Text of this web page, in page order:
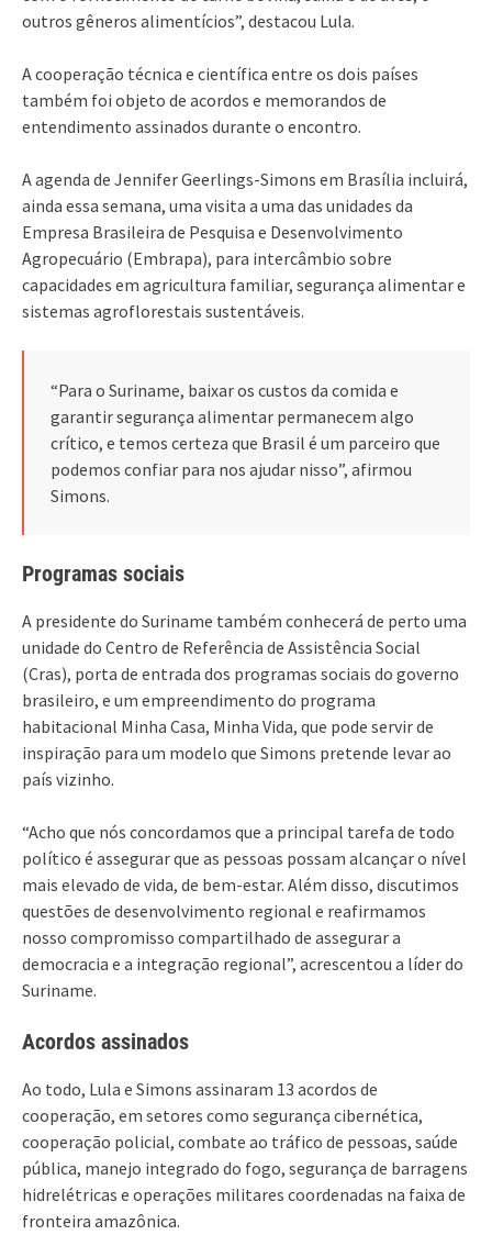
outros gêneros alimentícios”, destacou Lula.
A cooperação técnica e científica entre os dois países
também foi objeto de acordos e memorandos de
entendimento assinados durante o encontro.
A agenda de Jennifer Geerlings-Simons em Brasília incluirá,
ainda essa semana, uma visita a uma das unidades da
Empresa Brasileira de Pesquisa e Desenvolvimento
Agropecuário (Embrapa), para intercâmbio sobre
capacidades em agricultura familiar, segurança alimentar e
sistemas agroflorestais sustentáveis.
“Para o Suriname, baixar os custos da comida e
garantir segurança alimentar permanecem algo
crítico, e temos certeza que Brasil é um parceiro que
podemos confiar para nos ajudar nisso”, afirmou
Simons.
Programas sociais
A presidente do Suriname também conhecerá de perto uma
unidade do Centro de Referência de Assistência Social
(Cras), porta de entrada dos programas sociais do governo
brasileiro, e um empreendimento do programa
habitacional Minha Casa, Minha Vida, que pode servir de
inspiração para um modelo que Simons pretende levar ao
país vizinho.
“Acho que nós concordamos que a principal tarefa de todo
político é assegurar que as pessoas possam alcançar o nível
mais elevado de vida, de bem-estar. Além disso, discutimos
questões de desenvolvimento regional e reafirmamos
nosso compromisso compartilhado de assegurar a
democracia e a integração regional”, acrescentou a líder do
Suriname.
Acordos assinados
Ao todo, Lula e Simons assinaram 13 acordos de
cooperação, em setores como segurança cibernética,
cooperação policial, combate ao tráfico de pessoas, saúde
pública, manejo integrado do fogo, segurança de barragens
hidrelétricas e operações militares coordenadas na faixa de
fronteira amazônica.